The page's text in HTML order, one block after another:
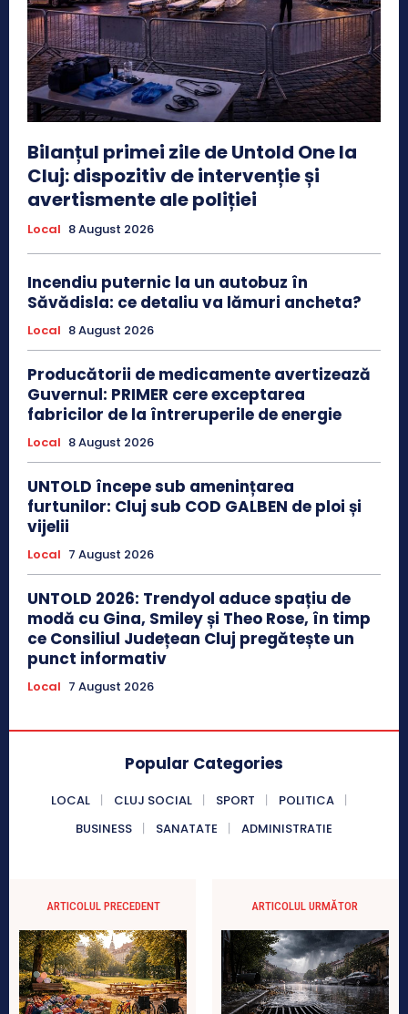
Bilanțul primei zile de Untold One la
Cluj: dispozitiv de intervenție și
avertismente ale poliției
Local 8 August 2026
Incendiu puternic la un autobuz în
Săvădisla: ce detaliu va lămuri ancheta?
Local 8 August 2026
Producătorii de medicamente avertizează
Guvernul: PRIMER cere exceptarea
fabricilor de la întreruperile de energie
Local 8 August 2026
UNTOLD începe sub amenințarea
furtunilor: Cluj sub COD GALBEN de ploi și
vijelii
Local 7 August 2026
UNTOLD 2026: Trendyol aduce spațiu de
modă cu Gina, Smiley și Theo Rose, în timp
ce Consiliul Județean Cluj pregătește un
punct informativ
Local 7 August 2026
Popular Categories
LOCAL CLUJ SOCIAL SPORT
POLITICA
BUSINESS
SANATATE ADMINISTRATIE
ARTICOLUL PRECEDENT ARTICOLUL URMĂTOR